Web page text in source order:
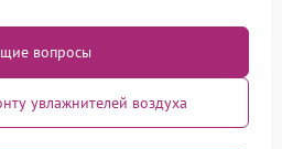
вопросы
увлажнителей воздуха